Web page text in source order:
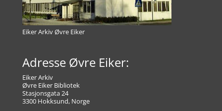
Eiker Arkiv Øvre Eiker
Adresse Øvre Eiker:
Eiker Arkiv
Øvre Eiker Bibliotek
Stasjonsgata 24
3300 Hokksund, Norge